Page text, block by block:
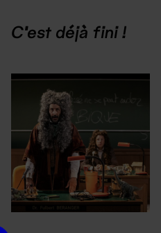
C'est déjà fini !